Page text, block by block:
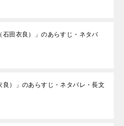
石田衣良）」のあらすじ・ネタバ
良）」のあらすじ・ネタバレ・長文